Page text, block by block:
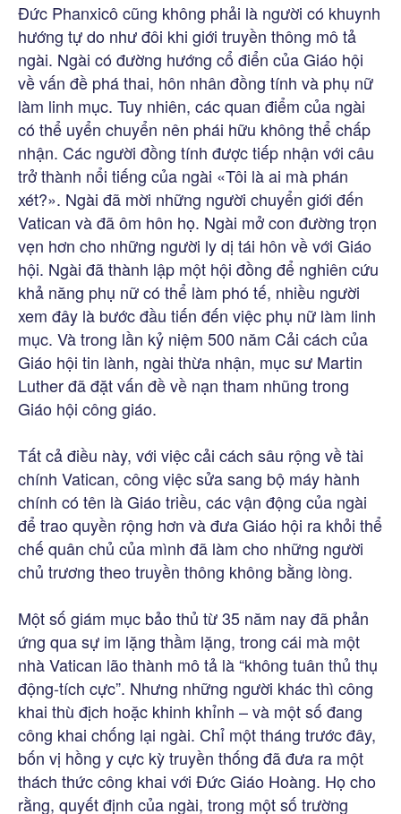
Đức Phanxicô cũng không phải là người có khuynh
hướng tự do như đôi khi giới truyền thông mô tả
ngài. Ngài có đường hướng cổ điển của Giáo hội
về vấn đề phá thai, hôn nhân đồng tính và phụ nữ
làm linh mục. Tuy nhiên, các quan điểm của ngài
có thể uyển chuyển nên phái hữu không thể chấp
nhận. Các người đồng tính được tiếp nhận với câu
trở thành nổi tiếng của ngài «Tôi là ai mà phán
xét?». Ngài đã mời những người chuyển giới đến
Vatican và đã ôm hôn họ. Ngài mở con đường trọn
vẹn hơn cho những người ly dị tái hôn về với Giáo
hội. Ngài đã thành lập một hội đồng để nghiên cứu
khả năng phụ nữ có thể làm phó tế, nhiều người
xem đây là bước đầu tiến đến việc phụ nữ làm linh
mục. Và trong lần kỷ niệm 500 năm Cải cách của
Giáo hội tin lành, ngài thừa nhận, mục sư Martin
Luther đã đặt vấn đề về nạn tham nhũng trong
Giáo hội công giáo.
Tất cả điều này, với việc cải cách sâu rộng về tài
chính Vatican, công việc sửa sang bộ máy hành
chính có tên là Giáo triều, các vận động của ngài
để trao quyền rộng hơn và đưa Giáo hội ra khỏi thể
chế quân chủ của mình đã làm cho những người
chủ trương theo truyền thông không bằng lòng.
Một số giám mục bảo thủ từ 35 năm nay đã phản
ứng qua sự im lặng thầm lặng, trong cái mà một
nhà Vatican lão thành mô tả là “không tuân thủ thụ
động-tích cực”. Nhưng những người khác thì công
khai thù địch hoặc khinh khỉnh – và một số đang
công khai chống lại ngài. Chỉ một tháng trước đây,
bốn vị hồng y cực kỳ truyền thống đã đưa ra một
thách thức công khai với Đức Giáo Hoàng. Họ cho
rằng, quyết định của ngài, trong một số trường